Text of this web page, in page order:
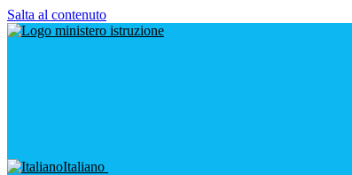
Salta al contenuto
Italiano